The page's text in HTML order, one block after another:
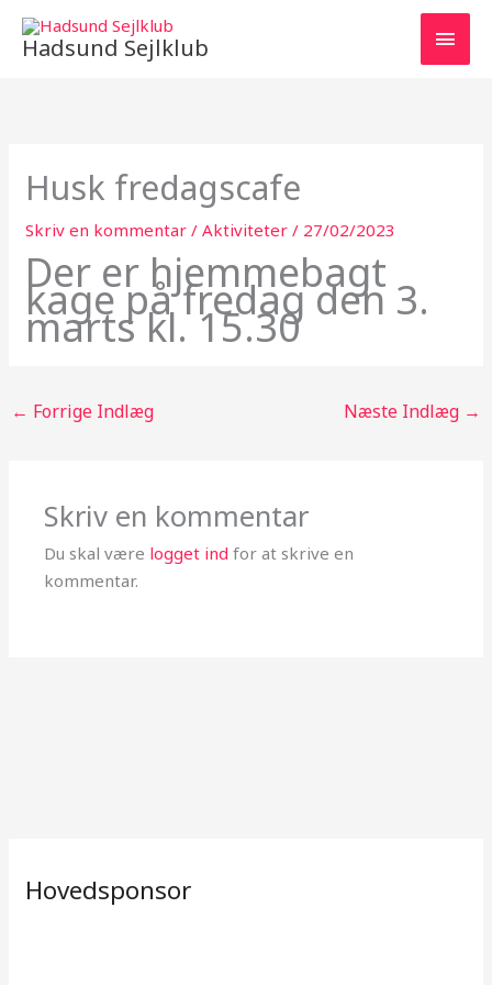
Hadsund Sejlklub
Husk fredagscafe
Skriv en kommentar /Aktiviteter / 27/02/2023
Der er hjemmebagt
kage på fredag den 3.
marts kl. 15.30
← Forrige Indlæg Næste Indlæg →
Skriv en kommentar
Du skal være logget ind for at skrive en
kommentar.
Hovedsponsor